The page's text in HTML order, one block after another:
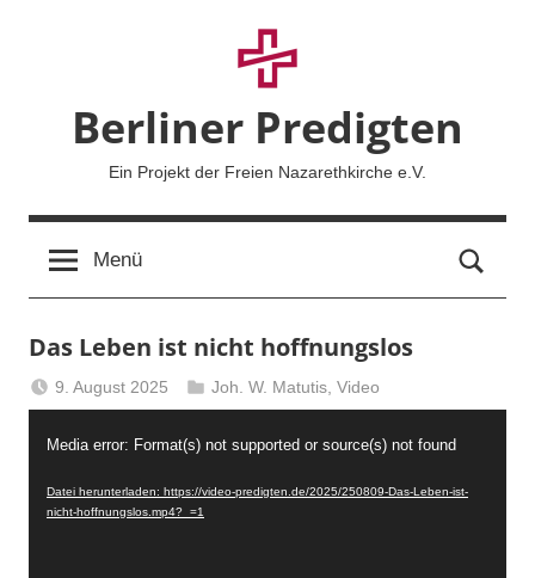
Berliner Predigten
Ein Projekt der Freien Nazarethkirche e.V.
Menü
Das Leben ist nicht hoffnungslos
9. August 2025
Berliner
Predigten
Joh. W. Matutis ,Video
Media error: Format(s) not supported or source(s) not found
Datei herunterladen: https://video-predigten.de/2025/250809-Das-Leben-ist-
nicht-hoffnungslos.mp4?_=1